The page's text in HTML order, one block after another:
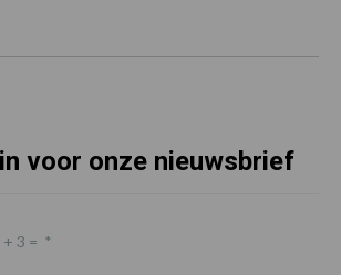
voor onze nieuwsbrief
+ 3 = *